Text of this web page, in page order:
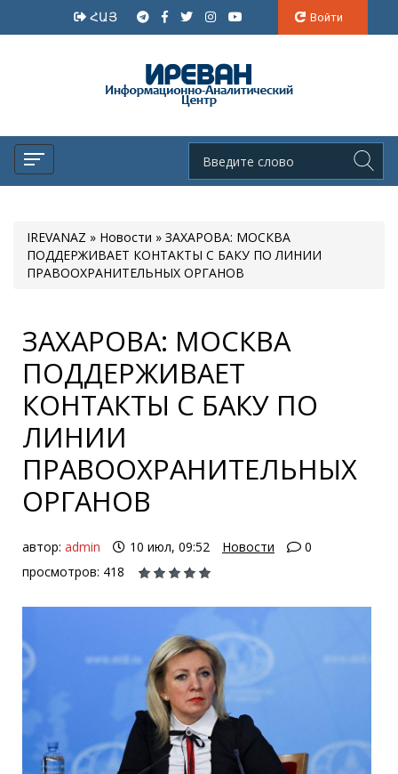
ՀԱՅ Войти
IREVANAZ » Новости » ЗАХАРОВА: МОСКВА
ПОДДЕРЖИВАЕТ КОНТАКТЫ С БАКУ ПО ЛИНИИ
ПРАВООХРАНИТЕЛЬНЫХ ОРГАНОВ
ЗАХАРОВА: МОСКВА
ПОДДЕРЖИВАЕТ
КОНТАКТЫ С БАКУ ПО
ЛИНИИ
ПРАВООХРАНИТЕЛЬНЫХ
ОРГАНОВ
автор: admin 10 июл, 09:52 Новости
0
просмотров: 418